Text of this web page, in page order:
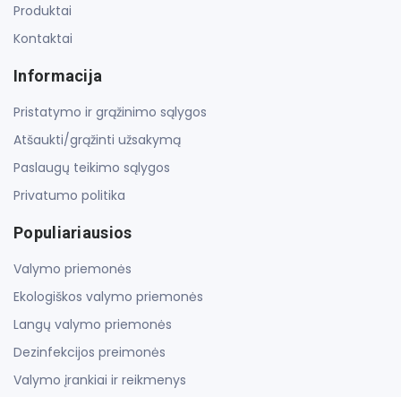
Produktai
Kontaktai
Informacija
Pristatymo ir grąžinimo sąlygos
Atšaukti/grąžinti užsakymą
Paslaugų teikimo sąlygos
Privatumo politika
Populiariausios
Valymo priemonės
Ekologiškos valymo priemonės
Langų valymo priemonės
Dezinfekcijos preimonės
Valymo įrankiai ir reikmenys